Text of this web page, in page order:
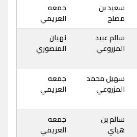
سعيد بن
مصلح
جمعه
العريمي
سالم عبيد
المزروعي
نهيان
المنصوري
سهيل محمد
المزروعي
جمعه
العريمي
سالم بن
هياي
جمعه
العريمي